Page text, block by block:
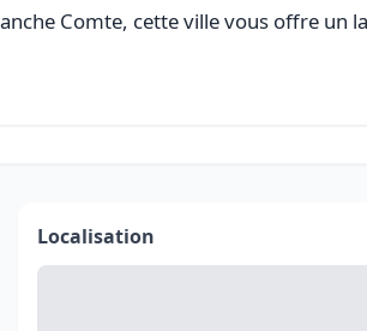
Comte, cette ville vous offre un
Localisation